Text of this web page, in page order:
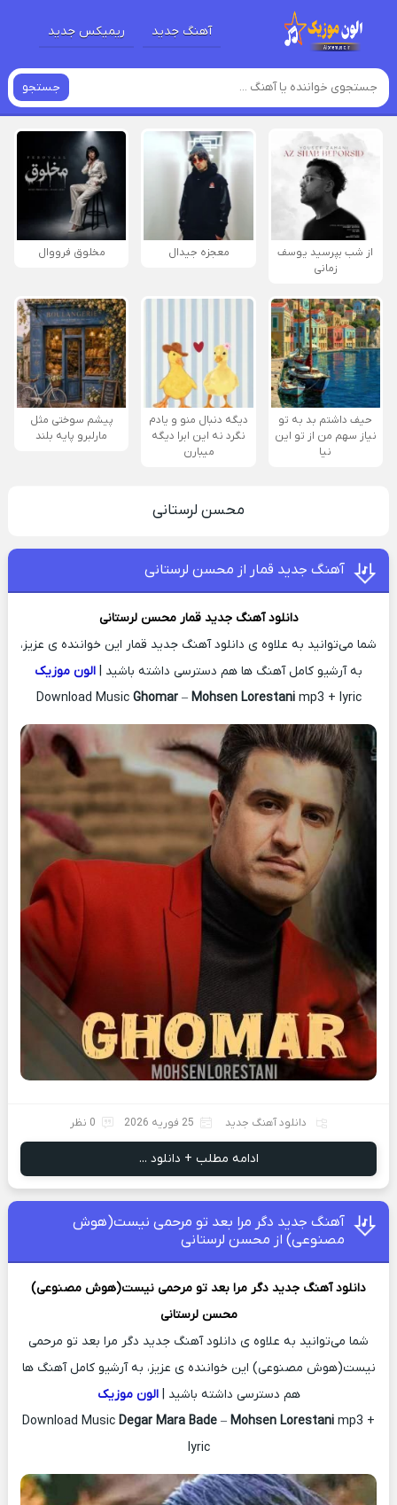
آهنگ جدید ریمیکس جدید
جستجو
از شب بپرسید یوسف
زمانی
معجزه جیدال مخلوق فرووال
حیف داشتم بد به تو
نیاز سهم من از تو این
نیا
دیگه دنبال منو و یادم
نگرد نه این ابرا دیگه
میبارن
پیشم سوختی مثل
مارلبرو پایه بلند
محسن لرستانی
آهنگ جدید قمار از محسن لرستانی
دانلود آهنگ جدید قمارمحسن لرستانی
شما می‌توانید به علاوه ی دانلود آهنگ جدید قمار این خواننده ی عزیز،
به آرشیو کامل آهنگ ها هم دسترسی داشته باشید | الون موزیک
Download Music Ghomar– Mohsen Lorestanimp3 + lyric
دانلود آهنگ جدید 25 فوریه 2026 0 نظر
ادامه مطلب + دانلود ...
آهنگ جدید دگر مرا بعد تو مرحمی نیست(هوش
مصنوعی) از محسن لرستانی
دانلود آهنگ جدید دگر مرا بعد تو مرحمی نیست(هوش مصنوعی)
محسن لرستانی
شما می‌توانید به علاوه ی دانلود آهنگ جدید دگر مرا بعد تو مرحمی
نیست(هوش مصنوعی) این خواننده ی عزیز، به آرشیو کامل آهنگ ها
هم دسترسی داشته باشید |الون موزیک
Download Music Degar Mara Bade – Mohsen Lorestani mp3 +
lyric